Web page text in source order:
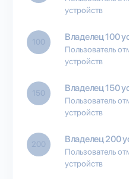
устройств
100 Владелец 100
Пользователь
устройств
150 Владелец 150
Пользователь
устройств
200 Владелец 200
Пользователь
устройств